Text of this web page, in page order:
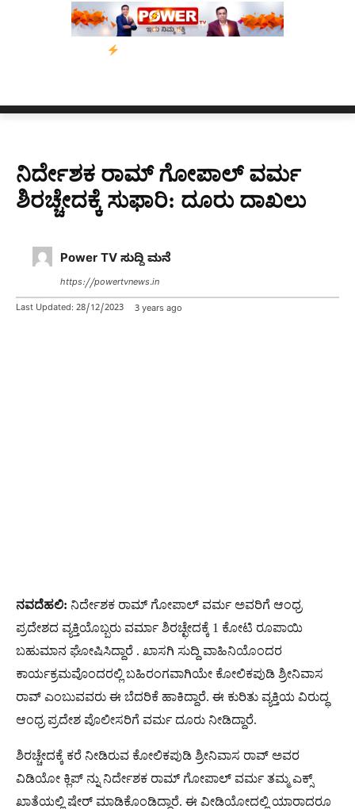
ನ್ಯೂಸ್ ಕಾರ್ಪ್‌ಗೆ ಎಐಯಿಂದ ಸಂಕಷ್ಟ: ಆಸ್ಟ್ರೇಲಿಯಾದಲ್ಲಿ
ನಿರ್ದೇಶಕ ರಾಮ್​ ಗೋಪಾಲ್​ ವರ್ಮ
ಶಿರಚ್ಚೇದಕ್ಕೆ ಸುಫಾರಿ: ದೂರು ದಾಖಲು
Power TV ಸುದ್ದಿ ಮನೆ
https://powertvnews.in
Last Updated: 28/12/2023 3 years ago
ನವದೆಹಲಿ: ನಿರ್ದೇಶಕ ರಾಮ್​ ಗೋಪಾಲ್​ ವರ್ಮ ಅವರಿಗೆ ಆಂಧ್ರ
ಪ್ರದೇಶದ ವ್ಯಕ್ತಿಯೊಬ್ಬರು ವರ್ಮಾ ಶಿರಚ್ಛೇದಕ್ಕೆ 1 ಕೋಟಿ ರೂಪಾಯಿ
ಬಹುಮಾನ ಘೋಷಿಸಿದ್ದಾರೆ . ಖಾಸಗಿ ಸುದ್ದಿ ವಾಹಿನಿಯೊಂದರ
ಕಾರ್ಯಕ್ರಮವೊಂದರಲ್ಲಿ ಬಹಿರಂಗವಾಗಿಯೇ ಕೋಲಿಕಪುಡಿ ಶ್ರೀನಿವಾಸ
ರಾವ್ ಎಂಬುವವರು ಈ ಬೆದರಿಕೆ ಹಾಕಿದ್ದಾರೆ. ಈ ಕುರಿತು ವ್ಯಕ್ತಿಯ ವಿರುದ್ಧ
ಆಂಧ್ರ ಪ್ರದೇಶ ಪೊಲೀಸರಿಗೆ ವರ್ಮ ದೂರು ನೀಡಿದ್ದಾರೆ.
ಶಿರಚ್ಚೇದಕ್ಕೆ ಕರೆ ನೀಡಿರುವ ಕೋಲಿಕಪುಡಿ ಶ್ರೀನಿವಾಸ ರಾವ್ ಅವರ
ವಿಡಿಯೋ ಕ್ಲಿಪ್ ನ್ನು ನಿರ್ದೇಶಕ ರಾಮ್​ ಗೋಪಾಲ್ ವರ್ಮ ತಮ್ಮ ಎಕ್ಸ್​
ಖಾತೆಯಲ್ಲಿ ಷೇರ್ ಮಾಡಿಕೊಂಡಿದ್ದಾರೆ. ಈ ವೀಡಿಯೋದಲ್ಲಿ ಯಾರಾದರೂ